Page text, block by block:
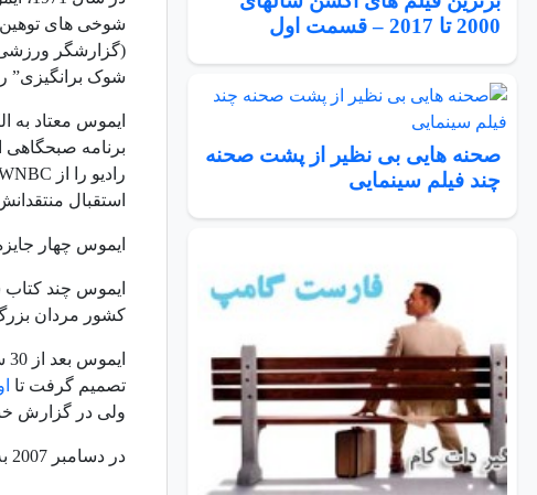
2000 تا 2017 – قسمت اول
صحنه هایی بی نظیر از پشت صحنه
چند فیلم سینمایی
شوخی های
(گزارشگر
شوک برانگیزی”
رادیو را از
استقبال
ایموس چهار جایزه
کشور مردان بزرگ در سال
تصمیم گرفت تا
ولی در گزارش
در دسامبر 2007 به رادیو بازگشت، هشت ماه بعد مجددا اعلام کرد که حرفه رادیو را کنار می گذارد.